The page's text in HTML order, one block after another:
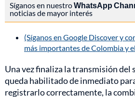
Síganos en nuestroWhatsApp
noticias de mayor interés
(Síganos en Google Discover y
más importantes de Colombia y
Una vez finaliza la transmisión del
queda habilitado de inmediato
registrarlo correctamente, la